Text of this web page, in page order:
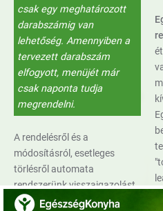
csak egy meghatározott
darabszámig van
lehetőség. Amennyiben a
tervezett darabszám
elfogyott, menüjét már
csak naponta tudja
megrendelni.
A rendelésről és a
módosításról, esetleges
törlésről automata
rendszerünk visszaigazolást
küld. Amennyiben mégsem